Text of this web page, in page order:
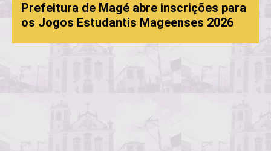
Prefeitura de Magé abre inscrições para
os Jogos Estudantis Mageenses 2026